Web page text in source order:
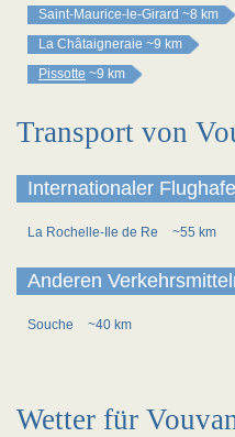
Saint-Maurice-le-Girard ~8 km
La Châtaigneraie ~9 km
Pissotte ~9 km
Transport von
Internationaler
La Rochelle-Ile de Re ~55 km
Anderen
Souche ~40 km
Wetter für